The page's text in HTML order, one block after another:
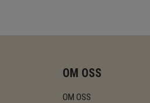
OM OSS
OM OSS